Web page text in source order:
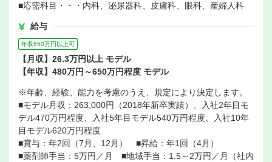
■応需科目・・・内科、泌尿器科、皮膚科、眼科、産婦人科
給与
年収650万円以上可
【月収】26.3万円以上 モデル
【年収】480万円～650万円程度 モデル
※年齢、経験、能力を考慮のうえ、規定により決定します。
■モデル月収：263,000円（2018年新卒実績）、入社2年目モ
デル470万円程度、入社5年目モデル540万円程度、入社10年
目モデル620万円程度
■賞与：年2回（7月、12月） ■昇給：年1回（4月）
■薬剤師手当：5万円／月 ■地域手当：1.5～2万円／月（社内